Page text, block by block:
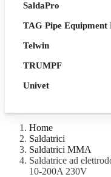
SaldaPro
TAG Pipe Equipment
Telwin
TRUMPF
Univet
Home
Saldatrici
Saldatrici MMA
Saldatrice ad
10-200A 230V